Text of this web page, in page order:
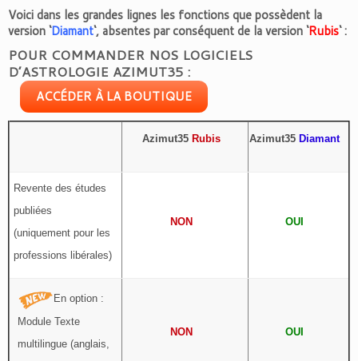
Voici dans les grandes lignes les fonctions que possèdent la
version ‘Diamant‘, absentes par conséquent de la version ‘Rubis‘ :
POUR COMMANDER NOS LOGICIELS
D’ASTROLOGIE AZIMUT35 :
ACCÉDER À LA BOUTIQUE
Azimut35 Rubis Azimut35 Diamant
Revente des études
publiées
(uniquement pour les
professions libérales)
NON OUI
En option :
Module Texte
multilingue (anglais,
NON OUI